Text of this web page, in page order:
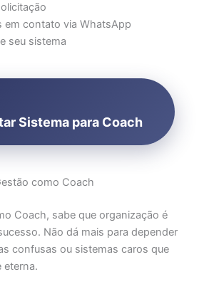
em contato via WhatsApp
seu sistema
Sistema para Coach
como Coach
Coach, sabe que organização é
Não dá mais para depender
confusas ou sistemas caros que
eterna.